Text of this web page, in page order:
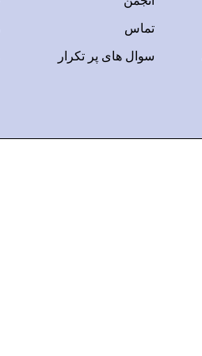
تماس
سوال های پر تکرار